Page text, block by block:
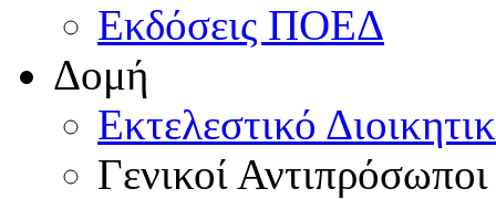
Εκδόσεις ΠΟΕΔ
Δομή
Εκτελεστικό
Γενικοί Αντιπρόσωποι